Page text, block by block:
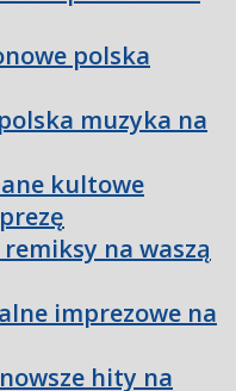
polska
muzyka na
kultowe
na waszą
imprezowe na
hity na